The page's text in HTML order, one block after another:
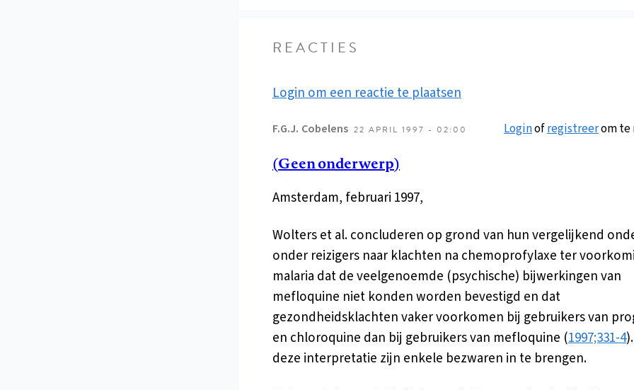
REACTIES
Login om een reactie te plaatsen
F.G.J. Cobelens 22 APRIL 1997 - 02:00 Loginofregistreerom te
(Geen onderwerp)
Amsterdam, februari 1997,
Wolters et al. concluderen op grond van hun vergelijkend
onder reizigers naar klachten na chemoprofylaxe ter
malaria dat de veelgenoemde (psychische) bijwerkingen van
mefloquine niet konden worden bevestigd en dat
gezondheidsklachten vaker voorkomen bij gebruikers van
en chloroquine dan bij gebruikers van mefloquine (1997;331-4
deze interpretatie zijn enkele bezwaren in te brengen.